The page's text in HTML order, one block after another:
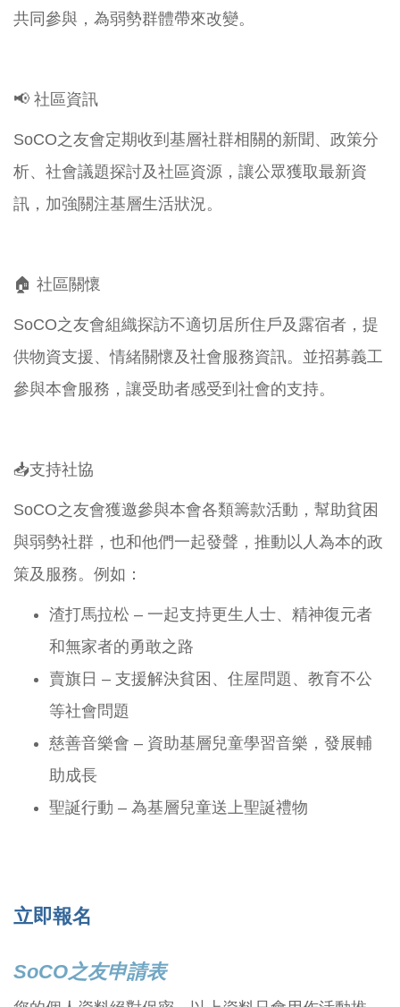
共同參與，為弱勢群體帶來改變。
📢 社區資訊
SoCO之友會定期收到基層社群相關的新聞、政策分
析、社會議題探討及社區資源，讓公眾獲取最新資
訊，加強關注基層生活狀況。
🏠 社區關懷
SoCO之友會組織探訪不適切居所住戶及露宿者，提
供物資支援、情緒關懷及社會服務資訊。並招募義工
參與本會服務，讓受助者感受到社會的支持。
📥支持社協
SoCO之友會獲邀參與本會各類籌款活動，幫助貧困
與弱勢社群，也和他們一起發聲，推動以人為本的政
策及服務。例如：
渣打馬拉松 – 一起支持更生人士、精神復元者
和無家者的勇敢之路
賣旗日 – 支援解決貧困、住屋問題、教育不公
等社會問題
慈善音樂會 – 資助基層兒童學習音樂，發展輔
助成長
聖誕行動 – 為基層兒童送上聖誕禮物
立即報名
SoCO之友申請表